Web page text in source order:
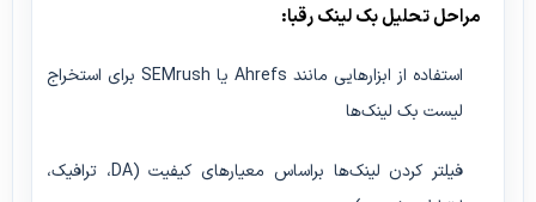
مراحل تحلیل بک لینک رقبا:
استفاده از ابزارهایی مانند Ahrefs یا SEMrush برای استخراج
لیست بک لینک‌ها
فیلتر کردن لینک‌ها براساس معیارهای کیفیت (DA، ترافیک،